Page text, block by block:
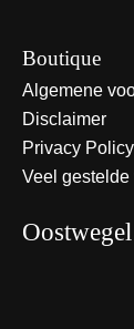
Boutique
Algemene
Disclaimer
Privacy Policy
Veel gestelde